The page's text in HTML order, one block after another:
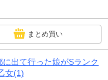
まとめ買い
出て行った娘がSランク
女(1)